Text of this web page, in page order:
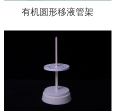
有机圆形移液管架